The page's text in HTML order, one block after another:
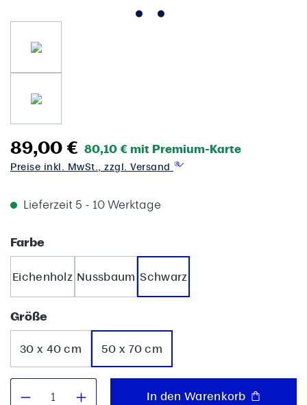
89,00 € 80,10 € mit Premium-Karte
Preise inkl. MwSt., zzgl. Versand
Lieferzeit 5 - 10 Werktage
Farbeauswählen
Eichenholz Nussbaum Schwarz
Größeauswählen
30 x 40 cm 50 x 70 cm
Produkt Anzahl: Gib denIn den Warenkorb